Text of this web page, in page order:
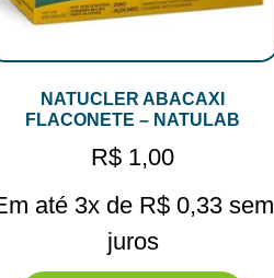
NATUCLER ABACAXI
FLACONETE – NATULAB
R$ 1,00
até 3x de R$0,33 sem
juros